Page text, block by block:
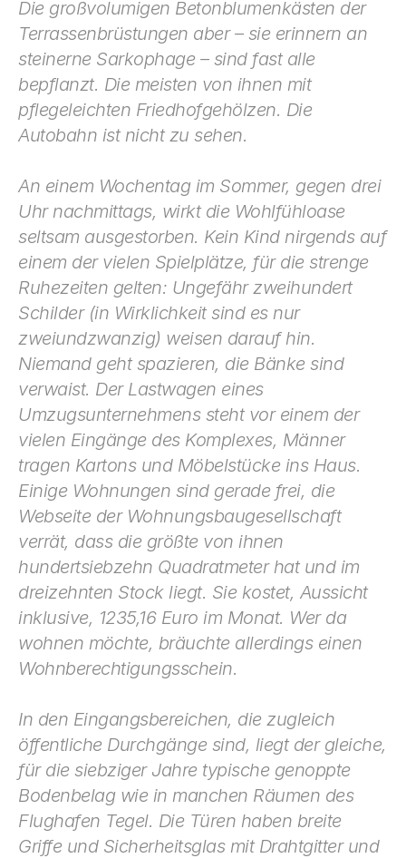
Die großvolumigen Betonblumenkästen der
Terrassenbrüs­tungen aber – sie erinnern an
steinerne Sarkophage – sind fast alle
bepflanzt. Die meisten von ihnen mit
pflegeleichten Friedhofgehölzen. Die
Autobahn ist nicht zu sehen.
An einem Wochentag im Sommer, gegen drei
Uhr nach­mittags, wirkt die Wohlfühloase
seltsam ausgestorben. Kein Kind nirgends auf
einem der vielen Spielplätze, für die strenge
Ruhezeiten gelten: Ungefähr zweihundert
Schilder (in Wirklichkeit sind es nur
zweiundzwanzig) weisen da­rauf hin.
Niemand geht spazieren, die Bänke sind
verwaist. Der Lastwagen eines
Umzugsunternehmens steht vor einem der
vielen Eingänge des Komplexes, Männer
tragen Kartons und Möbelstücke ins Haus.
Einige Wohnungen sind gerade frei, die
Webseite der Wohnungsbaugesellschaft
verrät, dass die größte von ihnen
hundertsiebzehn Quadrat­meter hat und im
dreizehnten Stock liegt. Sie kostet, Aus­sicht
inklusive, 1235,16 Euro im Monat. Wer da
wohnen möchte, bräuchte allerdings einen
Wohnberechtigungs­schein.
In den Eingangsbereichen, die zugleich
öffentliche Durchgänge sind, liegt der gleiche,
für die siebziger Jahre typische genoppte
Bodenbelag wie in manchen Räumen des
Flughafen Tegel. Die Türen haben breite
Griffe und Si­cherheitsglas mit Drahtgitter und